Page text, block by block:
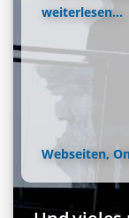
weiterlesen...
Webseiten,